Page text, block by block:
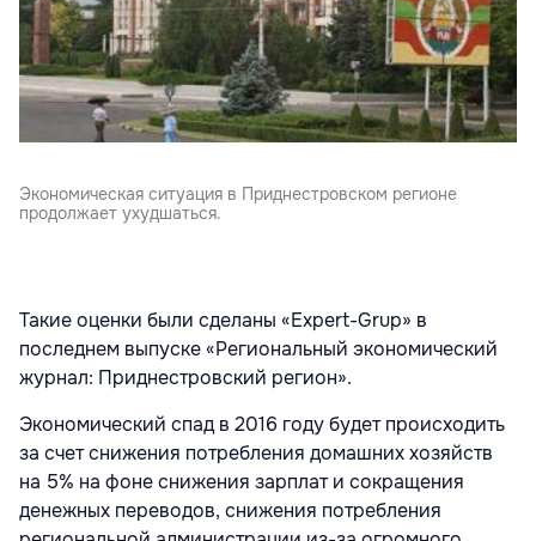
Экономическая ситуация в Приднестровском регионе
продолжает ухудшаться.
Такие оценки были сделаны «Expert-Grup» в
последнем выпуске «Региональный экономический
журнал: Приднестровский регион».
Экономический спад в 2016 году будет происходить
за счет снижения потребления домашних хозяйств
на 5% на фоне снижения зарплат и сокращения
денежных переводов, снижения потребления